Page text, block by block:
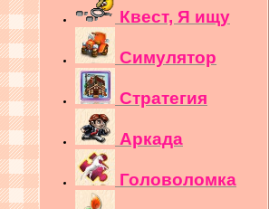
Квест, Я ищу
Симулятор
Стратегия
Аркада
Головоломка